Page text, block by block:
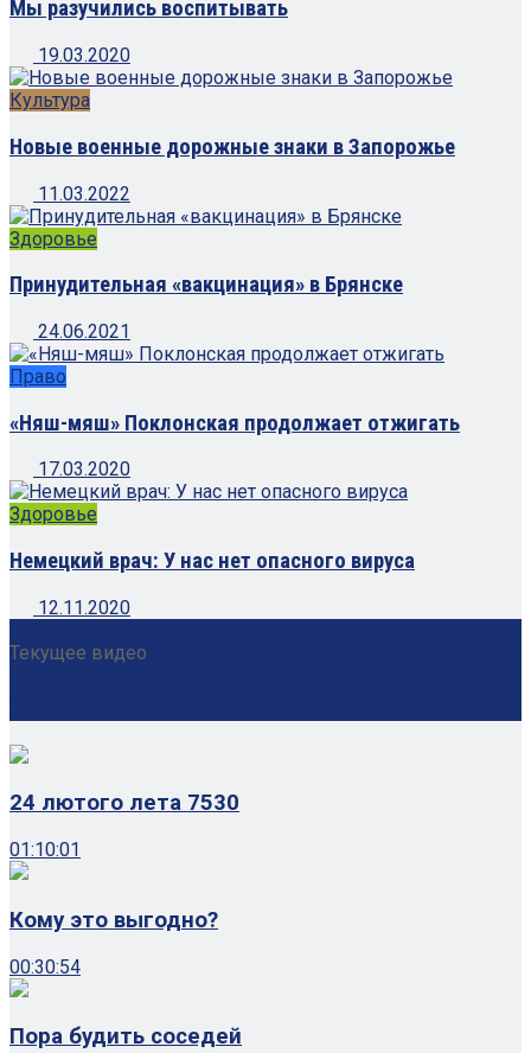
Мы разучились воспитывать
19.03.2020
Культура
Новые военные дорожные знаки в Запорожье
11.03.2022
Здоровье
Принудительная «вакцинация» в Брянске
24.06.2021
Право
«Няш-мяш» Поклонская продолжает отжигать
17.03.2020
Здоровье
Немецкий врач: У нас нет опасного вируса
12.11.2020
Текущее видео
24 лютого лета 7530
01:10:01
Кому это выгодно?
00:30:54
Пора будить соседей